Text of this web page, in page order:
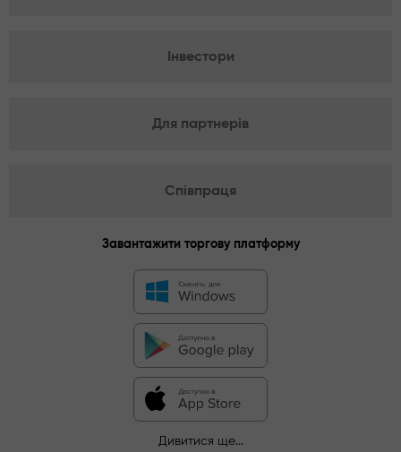
Інвестори
Для партнерів
Співпраця
Завантажити торгову платформу
Дивитися ще...